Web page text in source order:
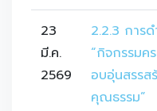
23
มี.ค.
2569
2.2.3 การด
“กิจกรรมค
อบอุ่นสรรส
คุณธรรม”